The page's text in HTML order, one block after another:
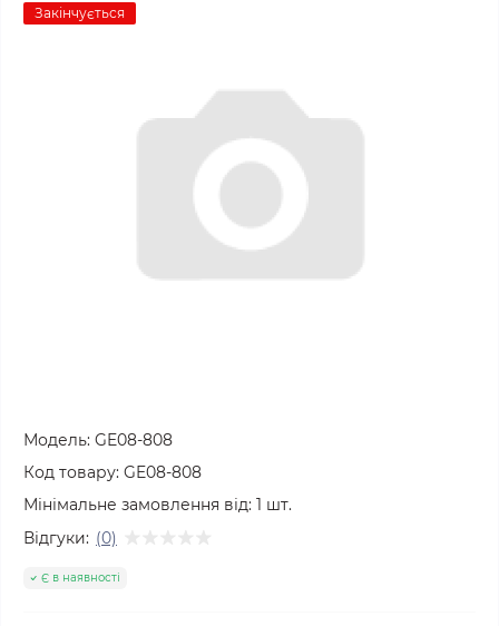
Закінчується
Модель: GE08-808
Код товару: GE08-808
Мінімальне замовлення від: 1 шт.
Відгуки: (0)
Є в наявності